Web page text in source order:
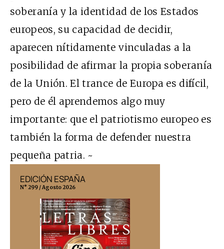
soberanía y la identidad de los Estados
europeos, su capacidad de decidir,
aparecen nítidamente vinculadas a la
posibilidad de afirmar la propia soberanía
de la Unión. El trance de Europa es difícil,
pero de él aprendemos algo muy
importante: que el patriotismo europeo es
también la forma de defender nuestra
pequeña patria. ~
EDICIÓN ESPAÑA
N° 299 / Agosto 2026